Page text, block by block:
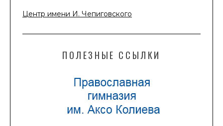
Центр имени И. Чепиговского
ПОЛЕЗНЫЕ ССЫЛКИ